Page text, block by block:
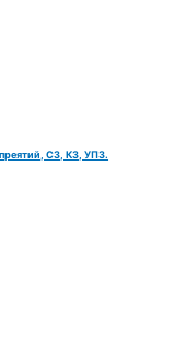
СЗ, КЗ, УПЗ.